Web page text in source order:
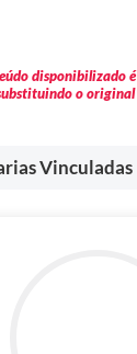
disponibilizado
o
Vinculadas